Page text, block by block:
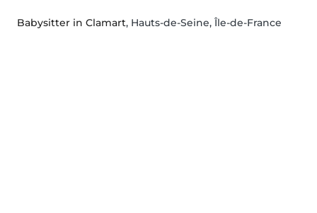
Babysitter in Clamart, Hauts-de-Seine, Île-de-France